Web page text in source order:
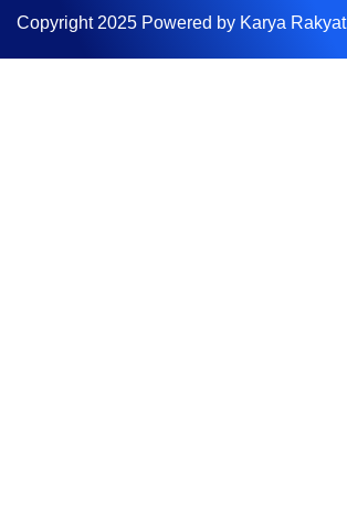
Copyright 2025 Powered by Karya Rakyat